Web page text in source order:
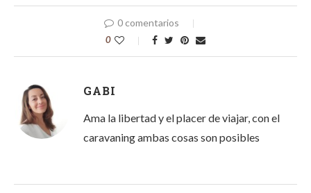
0 comentarios
0
GABI
Ama la libertad y el placer de viajar, con el
caravaning ambas cosas son posibles